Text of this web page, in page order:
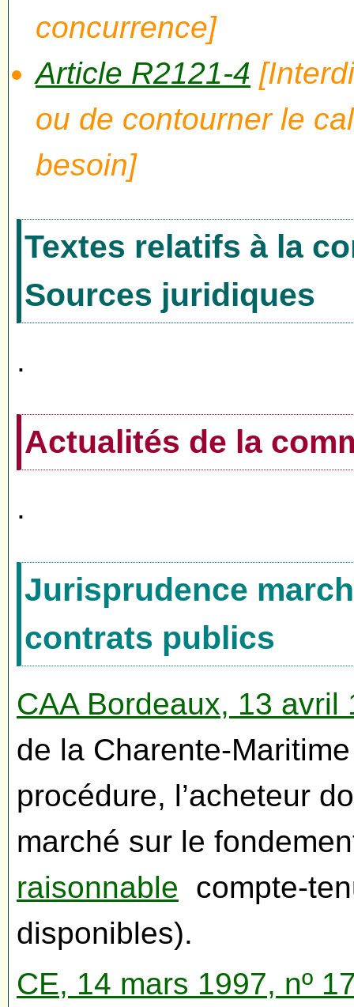
concurrence]
Article R2121-4
ou de contourner le
besoin]
Textes relatifs à la
Sources juridiques
.
Actualités de la
.
Jurisprudence
contrats publics
CAA Bordeaux, 13 avril
de la Charente-
procédure, l’acheteur
marché sur le
raisonnable compte-
disponibles).
CE, 14 mars 1997, nº